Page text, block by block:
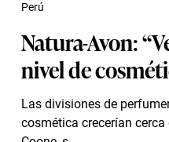
Natura-Avon:
nivel de
Las divisiones de
cosmética crecerían
Perú